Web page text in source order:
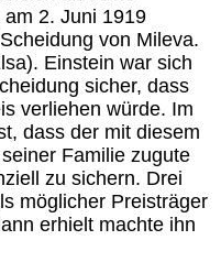
2. Juni 1919
von Mileva.
Einstein war sich
sicher, dass
verliehen würde. Im
dass der mit diesem
Familie zugute
zu sichern. Drei
möglicher Preisträger
erhielt machte ihn